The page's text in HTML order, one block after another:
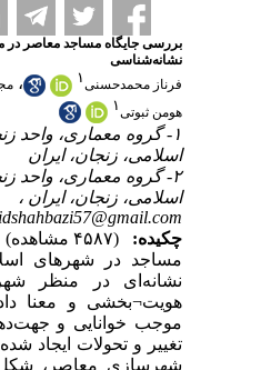
بررسی جایگاه مساجد معاصر در
نشانه‌شناسی
فرناز محمدحسنی۱ ،
هومن ثبوتی۱
۱- گروه معماری، واحد
اسلامی، زنجان، ایران
۲- گروه معماری، واحد
اسلامی، زنجان، ایران ،
چکیده:
(۴۵۸۷ مشاهده)
مساجد در شهرهای
نشانه‌ای در منظر
هویت¬بخشی و معنا
موجب خوانایی و
تغییر و تحولات ایجاد
شهرسازی معاصر،